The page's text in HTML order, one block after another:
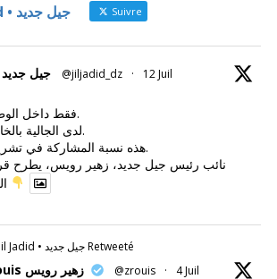
Jil Jadid • جيل جديد Suivre
Jil Jadid • جيل جديد @jiljadid_dz · 12 Juil
21.24% فقط داخل الوطن.
10.75% لدى الجالية بالخارج.
هذه نسبة المشاركة في تشريعيات 2026.
نائب رئيس جيل جديد، زهير رويس، يطرح
Jil Jadid • جيل جديد Retweeté
Zoheir Rouis زهير رويس @zrouis · 4 Juil